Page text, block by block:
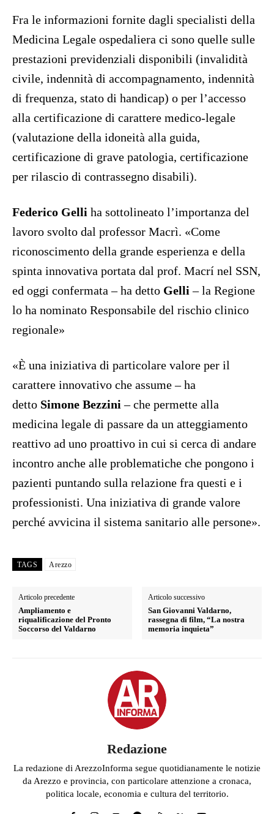
Fra le informazioni fornite dagli specialisti della
Medicina Legale ospedaliera ci sono quelle sulle
prestazioni previdenziali disponibili (invalidità
civile, indennità di accompagnamento, indennità
di frequenza, stato di handicap) o per l’accesso
alla certificazione di carattere medico-legale
(valutazione della idoneità alla guida,
certificazione di grave patologia, certificazione
per rilascio di contrassegno disabili).
Federico Gelli ha sottolineato l’importanza del
lavoro svolto dal professor Macrì. «Come
riconoscimento della grande esperienza e della
spinta innovativa portata dal prof. Macrí nel SSN,
ed oggi confermata – ha detto Gelli – la Regione
lo ha nominato Responsabile del rischio clinico
regionale»
«È una iniziativa di particolare valore per il
carattere innovativo che assume – ha
detto Simone Bezzini – che permette alla
medicina legale di passare da un atteggiamento
reattivo ad uno proattivo in cui si cerca di andare
incontro anche alle problematiche che pongono i
pazienti puntando sulla relazione fra questi e i
professionisti. Una iniziativa di grande valore
perché avvicina il sistema sanitario alle persone».
TAGS Arezzo
Articolo precedente
Ampliamento e
riqualificazione del Pronto
Soccorso del Valdarno
Articolo successivo
San Giovanni Valdarno,
rassegna di film, “La nostra
memoria inquieta”
Redazione
La redazione di ArezzoInforma segue quotidianamente le notizie
da Arezzo e provincia, con particolare attenzione a cronaca,
politica locale, economia e cultura del territorio.